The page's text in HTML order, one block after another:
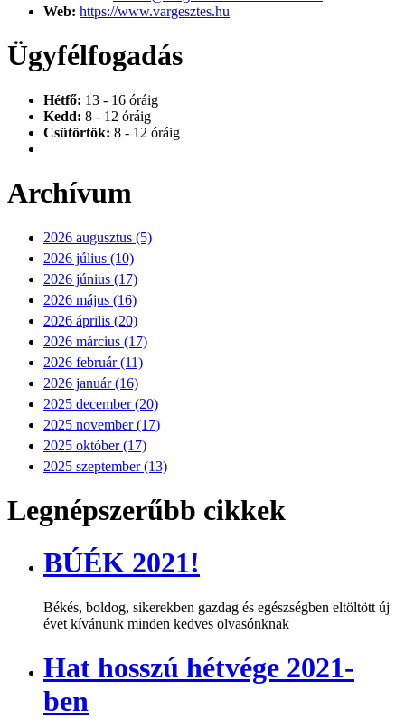
Web: https://www.vargesztes.hu
Ügyfélfogadás
Hétfő: 13 - 16 óráig
Kedd: 8 - 12 óráig
Csütörtök: 8 - 12 óráig
Archívum
2026 augusztus (5)
2026 július (10)
2026 június (17)
2026 május (16)
2026 április (20)
2026 március (17)
2026 február (11)
2026 január (16)
2025 december (20)
2025 november (17)
2025 október (17)
2025 szeptember (13)
Legnépszerűbb cikkek
BÚÉK 2021!
Békés, boldog, sikerekben gazdag és egészségben eltöltött új
évet kívánunk minden kedves olvasónknak
Hat hosszú hétvége 2021-
ben